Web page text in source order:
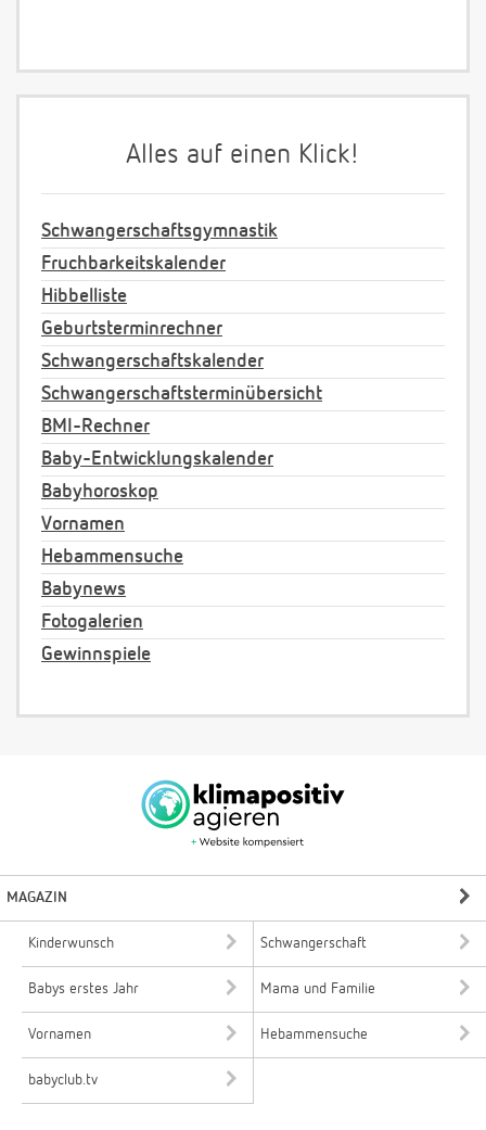
Alles auf einen Klick!
Schwangerschaftsgymnastik
Fruchbarkeitskalender
Hibbelliste
Geburtsterminrechner
Schwangerschaftskalender
Schwangerschaftsterminübersicht
BMI-Rechner
Baby-Entwicklungskalender
Babyhoroskop
Vornamen
Hebammensuche
Babynews
Fotogalerien
Gewinnspiele
MAGAZIN
Kinderwunsch Schwangerschaft
Babys erstes Jahr Mama und Familie
Vornamen Hebammensuche
babyclub.tv